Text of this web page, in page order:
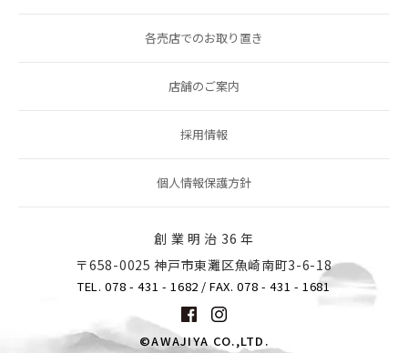
各売店でのお取り置き
店舗のご案内
採用情報
個人情報保護方針
創 業 明 治 36 年
〒658-0025 神戸市東灘区魚崎南町3-6-18
TEL. 078 - 431 - 1682 / FAX. 078 - 431 - 1681
©AWAJIYA CO.,LTD.